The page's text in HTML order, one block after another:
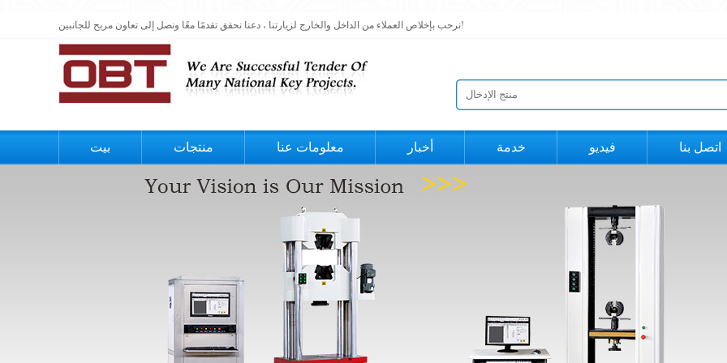
نرحب بإخلاص العملاء من الداخل والخارج لزيارتنا ، دعنا نحقق تقدمًا معًا ونصل إلى تعاون مربح للجانبين!
بيت منتجات معلومات عنا أخبار خدمة فيديو اتصل بنا